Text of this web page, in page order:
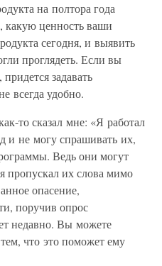
на полтора года
какую ценность ваши
сегодня, и выявить
проглядеть. Если вы
задавать
всегда удобно.
то сказал мне: «Я работал
и не могу спрашивать их,
Ведь они могут
пропускал их слова мимо
опасение,
поручив опрос
недавно. Вы можете
что это поможет ему